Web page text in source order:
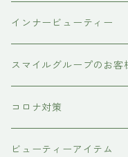
シャンプー
#イマヘア
the u （bihatsu）
トリートメント ヘアマ
流さないトリートメント
#イマヘア
インナービューティー
あおつぶ
スマイルグループのお
コロナ対策
ビューティーアイテム